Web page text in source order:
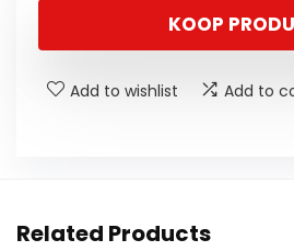
KOOP
Add to wishlist Add to
Related Products